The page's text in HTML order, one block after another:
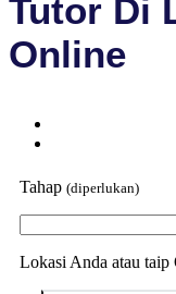
Tutor Di
Online
Tahap (diperlukan)
Lokasi Anda atau